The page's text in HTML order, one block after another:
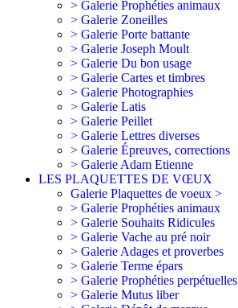
> Galerie Prophéties animaux
> Galerie Zoneilles
> Galerie Porte battante
> Galerie Joseph Moult
> Galerie Du bon usage
> Galerie Cartes et timbres
> Galerie Photographies
> Galerie Latis
> Galerie Peillet
> Galerie Lettres diverses
> Galerie Épreuves, corrections
> Galerie Adam Etienne
LES PLAQUETTES DE VŒUX
Galerie Plaquettes de voeux >
> Galerie Prophéties animaux
> Galerie Souhaits Ridicules
> Galerie Vache au pré noir
> Galerie Adages et proverbes
> Galerie Terme épars
> Galerie Prophéties perpétuelles
> Galerie Mutus liber